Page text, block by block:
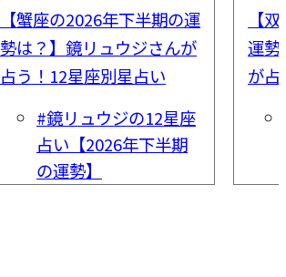
【蟹座の2026年下半期の運
勢は？】鏡リュウジさんが
占う！12星座別星占い
#鏡リュウジの12星座
占い【2026年下半期
の運勢】
【
運勢
が占